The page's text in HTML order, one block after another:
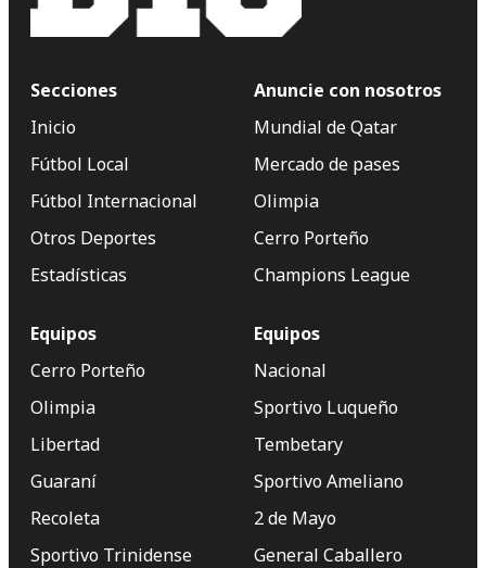
Secciones
Inicio
Fútbol Local
Fútbol Internacional
Otros Deportes
Estadísticas
Anuncie con nosotros
Mundial de Qatar
Mercado de pases
Olimpia
Cerro Porteño
Champions League
Equipos
Cerro Porteño
Olimpia
Libertad
Guaraní
Recoleta
Sportivo Trinidense
Equipos
Nacional
Sportivo Luqueño
Tembetary
Sportivo Ameliano
2 de Mayo
General Caballero